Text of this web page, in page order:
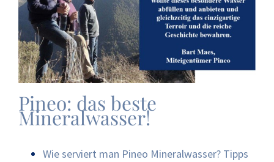
Pineo: das beste
Mineralwasser!
Wie serviert man Pineo Mineralwasser? Tipps